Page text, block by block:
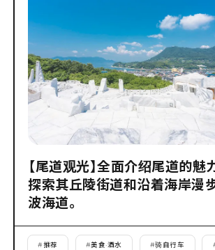
【尾道观光】全面介绍尾道的魅
探索其丘陵街道和沿着海岸漫
波海道。
#推荐 #美食·酒水 #骑自行车